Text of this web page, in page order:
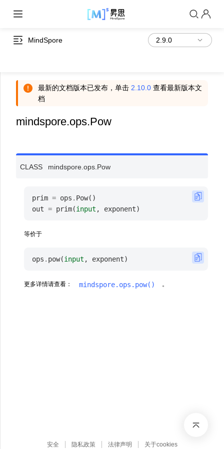
MindSpore
最新的文档版本已发布，单击 2.10.0 查看最新版本文
档
mindspore.ops.Pow
CLASS mindspore.ops. Pow
prim = ops . Pow()
out = prim(input , exponent)
等价于
ops . pow(input , exponent)
更多详情请查看： mindspore.ops.pow() 。
安全 隐私政策 法律声明 关于cookies